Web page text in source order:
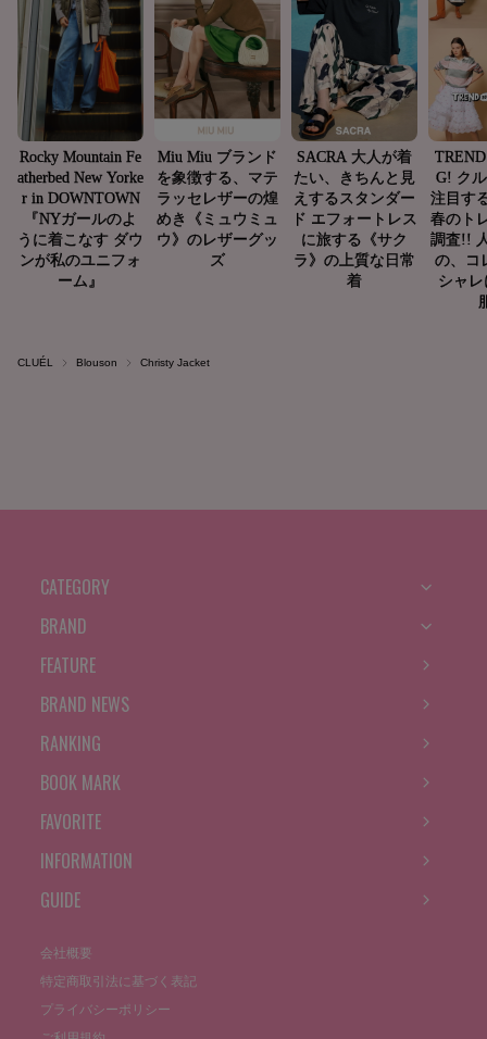
CLUÉL Blouson Christy Jacket
CATEGORY
BRAND
FEATURE
BRAND NEWS
RANKING
BOOK MARK
FAVORITE
INFORMATION
GUIDE
会社概要
特定商取引法に基づく表記
プライバシーポリシー